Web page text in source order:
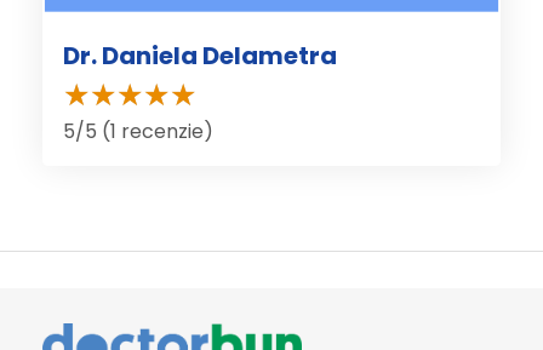
Dr. Daniela Delametra
5/5 (1 recenzie)